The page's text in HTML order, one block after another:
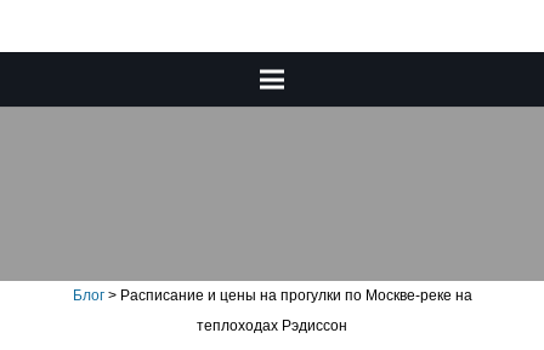
Блог> Расписание и цены на прогулки по Москве-реке на
теплоходах Рэдиссон